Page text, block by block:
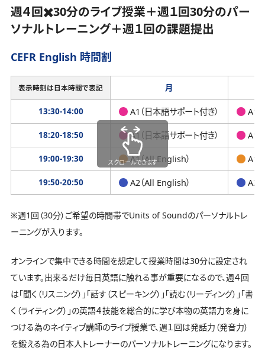
週４回✖️30分のライブ授業＋週１回30分のパー
ソナルトレーニング＋週１回の課題提出
CEFR English 時間割
表示時刻は日本時間で表記 月
13:30-14:00 A1（日本語サポート付き） A1
18:20-18:50 A1（日本語サポート付き） A1
19:00-19:30 A1（All English） A1
19:50-20:50 A2（All English） A2
スクロールできます
※週1回（30分）ご希望の時間帯でUnits of Soundのパーソナルトレ
ーニングが入ります。
オンラインで集中できる時間を想定して授業時間は30分に設定され
ています。出来るだけ毎日英語に触れる事が重要になるので、週４回
は「聞く（リスニング）」「話す（スピーキング）」「読む（リーディング）」「書
く（ライティング）」の英語４技能を総合的に学び本物の英語力を身に
つける為のネイティブ講師のライブ授業で、週１回は発話力（発音力）
を鍛える為の日本人トレーナーのパーソナルトレーニングになります。